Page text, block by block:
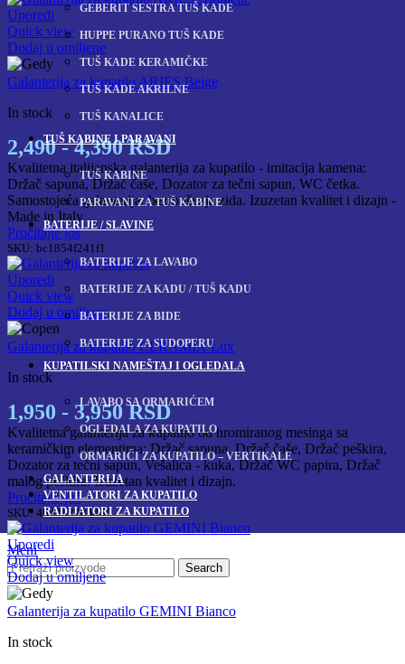
GEBERIT SESTRA TUŠ KADE
HUPPE PURANO TUŠ KADE
TUŠ KADE KERAMIČKE
TUŠ KADE AKRILNE
TUŠ KANALICE
TUŠ KABINE I PARAVANI
TUŠ KABINE
PARAVANI ZA TUŠ KABINE
BATERIJE / SLAVINE
BATERIJE ZA LAVABO
BATERIJE ZA KADU / TUŠ KADU
BATERIJE ZA BIDE
BATERIJE ZA SUDOPERU
KUPATILSKI NAMEŠTAJ I OGLEDALA
LAVABO SA ORMARIĆEM
OGLEDALA ZA KUPATILO
ORMARIĆI ZA KUPATILO – VERTIKALE
GALANTERIJA
VENTILATORI ZA KUPATILO
RADIJATORI ZA KUPATILO
Meni
Search
Uporedi
Quick view
Dodaj u omiljene
Galanterija za kupatilo ARIES Beige
In stock
2,490 - 4,390 RSD
Kvalitetna italijanska galanterija za kupatilo - imitacija kamena:
Držač sapuna, Držač čaše, Dozator za tečni sapun, WC četka.
Samostojeća galanterija, bez bušenja zida. Izuzetan kvalitet i dizajn -
Made in Italy
Pročitajte još
SKU: bc1854f241f1
Uporedi
Quick view
Dodaj u omiljene
Galanterija za kupatilo CERAMIX Lux
In stock
1,950 - 3,950 RSD
Kvalitetna galanterija za kupatilo od hromiranog mesinga sa
keramičkim elementima: Držač sapuna, Držač čaše, Držač peškira,
Dozator za tečni sapun, Vešalica - kuka, Držač WC papira, Držač
malog peškira. Izuzetan kvalitet i dizajn.
Pročitajte još
SKU: 464283284440
Uporedi
Quick view
Dodaj u omiljene
Galanterija za kupatilo GEMINI Bianco
In stock